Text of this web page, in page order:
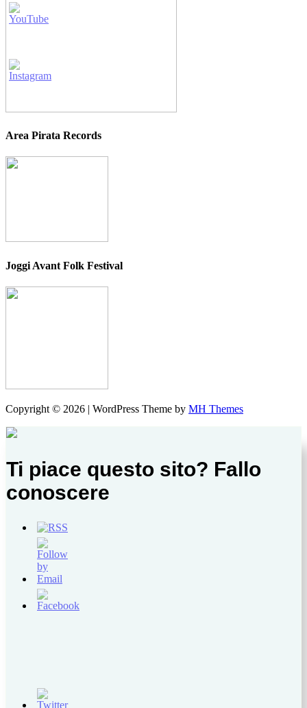
Area Pirata Records
Joggi Avant Folk Festival
Copyright © 2026 | WordPress Theme by MH Themes
Ti piace questo sito? Fallo
conoscere